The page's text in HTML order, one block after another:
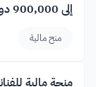
إلى 900,000 دولار
منح مالية